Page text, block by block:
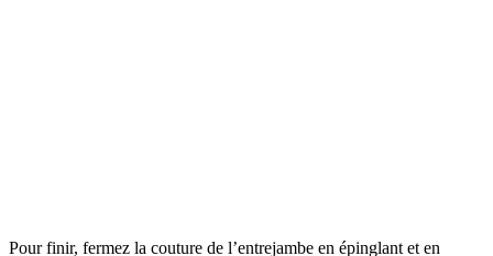
Pour finir, fermez la couture de l’entrejambe en épinglant et en